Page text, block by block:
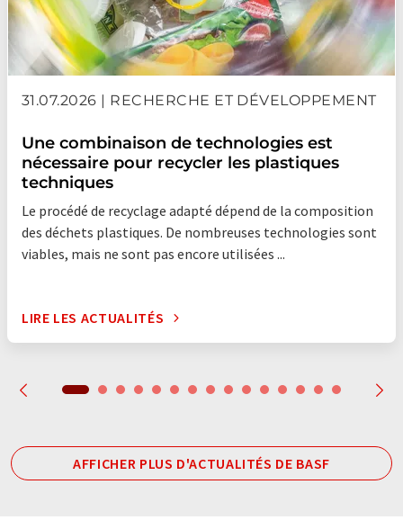
31.07.2026 | RECHERCHE ET DÉVELOPPEMENT
Une combinaison de technologies est
nécessaire pour recycler les plastiques
techniques
Le procédé de recyclage adapté dépend de la composition
des déchets plastiques. De nombreuses technologies sont
viables, mais ne sont pas encore utilisées ...
LIRE LES ACTUALITÉS
AFFICHER PLUS D'ACTUALITÉS DE BASF